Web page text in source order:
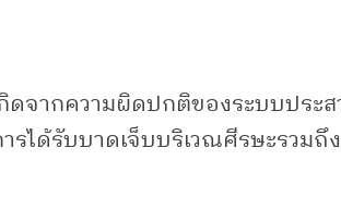
กิดจากความผิดปกติของระบบปร
รได้รับบาดเจ็บบริเวณศีรษะรวม